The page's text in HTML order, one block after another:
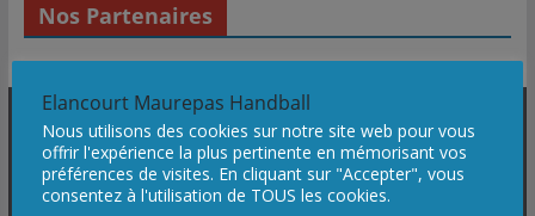
Nos Partenaires
Coordonnées :
Elancourt Maurepas Handball
Elancourt Maurepas Handball
Nous utilisons des cookies sur notre site web pour vous
offrir l'expérience la plus pertinente en mémorisant vos
préférences de visites. En cliquant sur "Accepter", vous
consentez à l'utilisation de TOUS les cookies.